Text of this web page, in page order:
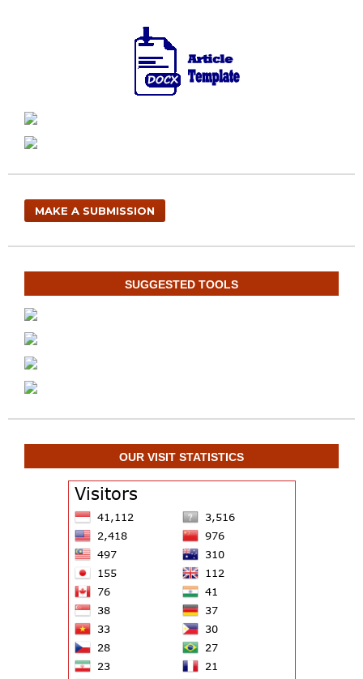
MAKE A SUBMISSION
SUGGESTED TOOLS
OUR VISIT STATISTICS